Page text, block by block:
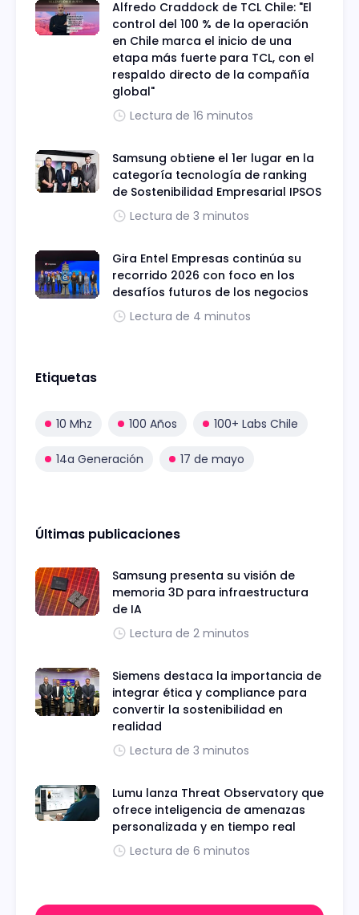
Alfredo Craddock de TCL Chile: "El
control del 100 % de la operación
en Chile marca el inicio de una
etapa más fuerte para TCL, con el
respaldo directo de la compañía
global"
Lectura de 16 minutos
Samsung obtiene el 1er lugar en la
categoría tecnología de ranking
de Sostenibilidad Empresarial IPSOS
Lectura de 3 minutos
Gira Entel Empresas continúa su
recorrido 2026 con foco en los
desafíos futuros de los negocios
Lectura de 4 minutos
Etiquetas
10 Mhz 100 Años 100+ Labs Chile
14a Generación 17 de mayo
Últimas publicaciones
Samsung presenta su visión de
memoria 3D para infraestructura
de IA
Lectura de 2 minutos
Siemens destaca la importancia de
integrar ética y compliance para
convertir la sostenibilidad en
realidad
Lectura de 3 minutos
Lumu lanza Threat Observatory que
ofrece inteligencia de amenazas
personalizada y en tiempo real
Lectura de 6 minutos